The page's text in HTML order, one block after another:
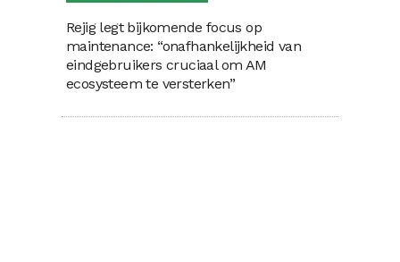
Rejig legt bijkomende focus op
maintenance: “onafhankelijkheid van
eindgebruikers cruciaal om AM
ecosysteem te versterken”